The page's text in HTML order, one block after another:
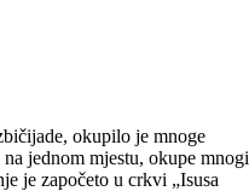
okupilo je mnoge
jednom mjestu, okupe mnogi
je započeto u crkvi „Isusa